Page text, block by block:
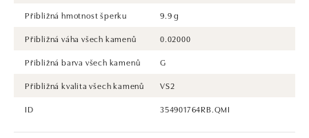
Přibližná hmotnost šperku
9.9 g
Přibližná váha všech kamenů
0.02000
Přibližná barva všech kamenů
G
Přibližná kvalita všech kamenů
VS2
ID
354901764RB.QMI